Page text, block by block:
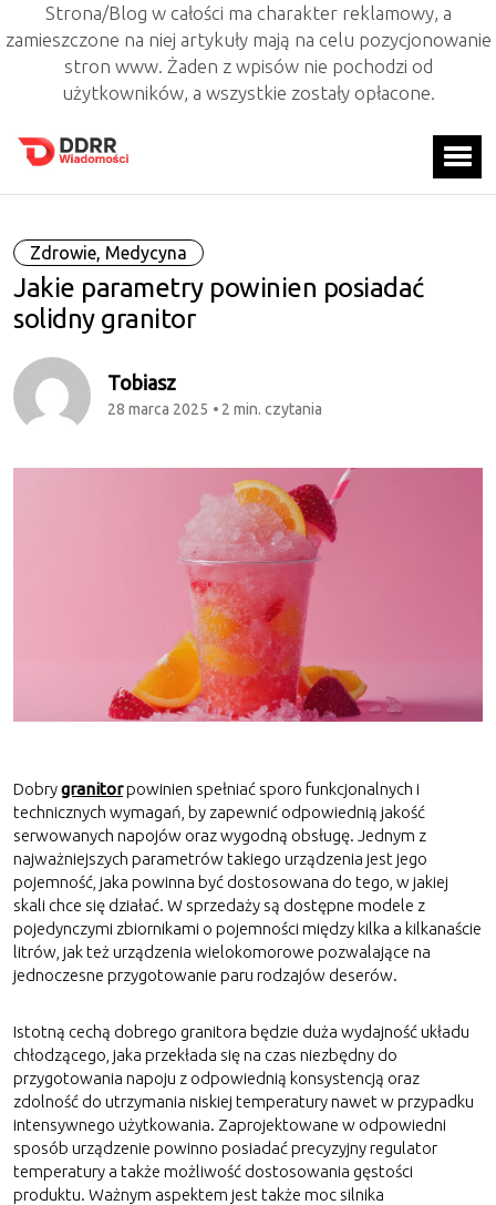
Strona/Blog w całości ma charakter reklamowy, a
zamieszczone na niej artykuły mają na celu pozycjonowanie
stron www. Żaden z wpisów nie pochodzi od
użytkowników, a wszystkie zostały opłacone.
Zdrowie, Medycyna
Jakie parametry powinien posiadać
solidny granitor
Tobiasz
28 marca 2025 2 min. czytania
Dobrygranitorpowinien spełniać sporo funkcjonalnych i
technicznych wymagań, by zapewnić odpowiednią jakość
serwowanych napojów oraz wygodną obsługę. Jednym z
najważniejszych parametrów takiego urządzenia jest jego
pojemność, jaka powinna być dostosowana do tego, w jakiej
skali chce się działać. W sprzedaży są dostępne modele z
pojedynczymi zbiornikami o pojemności między kilka a kilkanaście
litrów, jak też urządzenia wielokomorowe pozwalające na
jednoczesne przygotowanie paru rodzajów deserów.
Istotną cechą dobrego granitora będzie duża wydajność układu
chłodzącego, jaka przekłada się na czas niezbędny do
przygotowania napoju z odpowiednią konsystencją oraz
zdolność do utrzymania niskiej temperatury nawet w przypadku
intensywnego użytkowania. Zaprojektowane w odpowiedni
sposób urządzenie powinno posiadać precyzyjny regulator
temperatury a także możliwość dostosowania gęstości
produktu. Ważnym aspektem jest także moc silnika